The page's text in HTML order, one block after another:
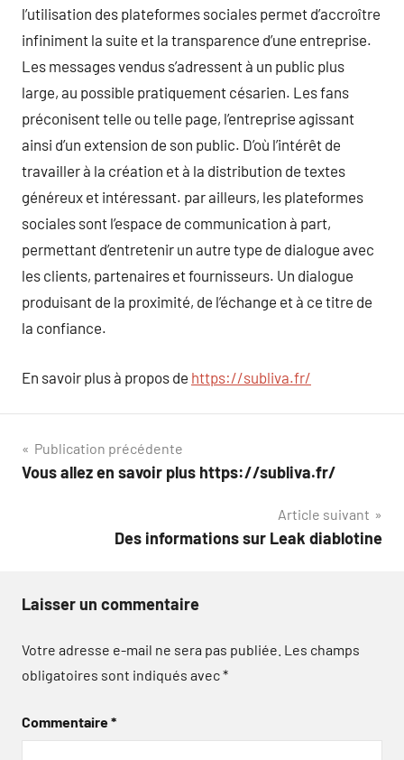
l’utilisation des plateformes sociales permet d’accroître
infiniment la suite et la transparence d’une entreprise.
Les messages vendus s’adressent à un public plus
large, au possible pratiquement césarien. Les fans
préconisent telle ou telle page, l’entreprise agissant
ainsi d’un extension de son public. D’où l’intérêt de
travailler à la création et à la distribution de textes
généreux et intéressant. par ailleurs, les plateformes
sociales sont l’espace de communication à part,
permettant d’entretenir un autre type de dialogue avec
les clients, partenaires et fournisseurs. Un dialogue
produisant de la proximité, de l’échange et à ce titre de
la confiance.
En savoir plus à propos de https://subliva.fr/
Navigation
de
Publication précédente
Vous allez en savoir plus https://subliva.fr/
Article suivant
Des informations sur Leak diablotine
Laisser un commentaire
Votre adresse e-mail ne sera pas publiée. Les champs
obligatoires sont indiqués avec*
Commentaire*